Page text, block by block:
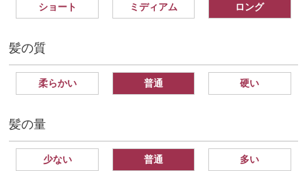
ショート ミディアム ロング
髪の質
柔らかい 普通 硬い
髪の量
少ない 普通 多い